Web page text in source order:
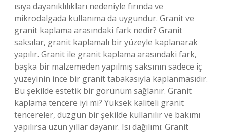
ısıya dayanıklılıkları nedeniyle fırında ve
mikrodalgada kullanıma da uygundur. Granit ve
granit kaplama arasındaki fark nedir? Granit
saksılar, granit kaplamalı bir yüzeyle kaplanarak
yapılır. Granit ile granit kaplama arasındaki fark,
başka bir malzemeden yapılmış saksının sadece iç
yüzeyinin ince bir granit tabakasıyla kaplanmasıdır.
Bu şekilde estetik bir görünüm sağlanır. Granit
kaplama tencere iyi mi? Yüksek kaliteli granit
tencereler, düzgün bir şekilde kullanılır ve bakımı
yapılırsa uzun yıllar dayanır. Isı dağılımı: Granit